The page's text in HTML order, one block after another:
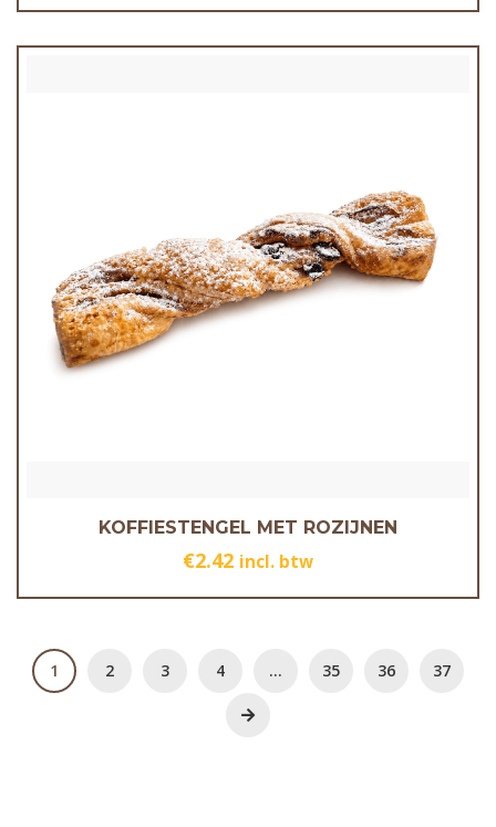
KOFFIESTENGEL MET ROZIJNEN
€2.42 incl. btw
1 2 3 4 … 35 36 37